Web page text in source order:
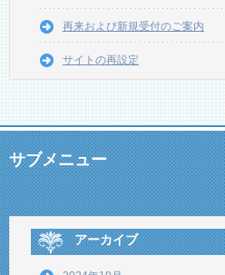
再来および新規受付のご案内
サイトの再設定
サブメニュー
アーカイブ